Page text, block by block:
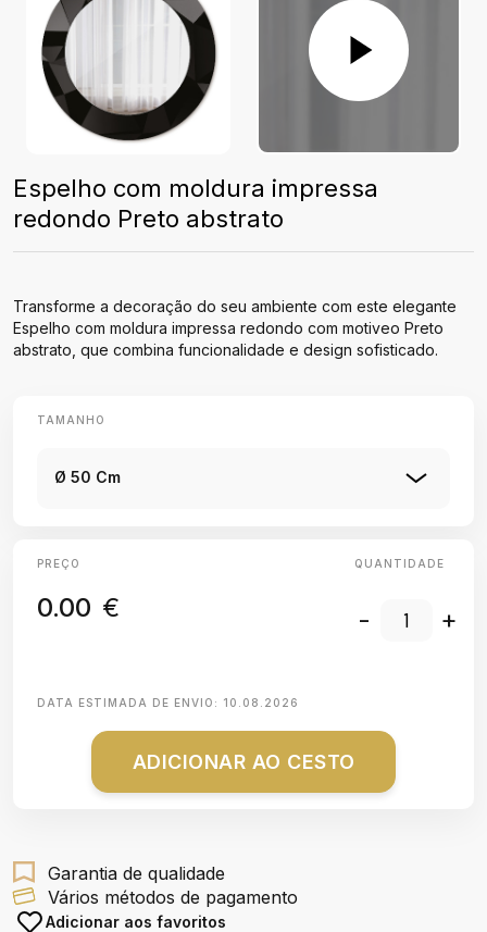
Espelho com moldura impressa
redondo Preto abstrato
Transforme a decoração do seu ambiente com este elegante
Espelho com moldura impressa redondo com motiveo Preto
abstrato, que combina funcionalidade e design sofisticado.
TAMANHO
Ø 50 Cm
PREÇO
0.00 €
QUANTIDADE
- +
DATA ESTIMADA DE ENVIO: 10.08.2026
ADICIONAR AO CESTO
Garantia de qualidade
Vários métodos de pagamento
Adicionar aos favoritos